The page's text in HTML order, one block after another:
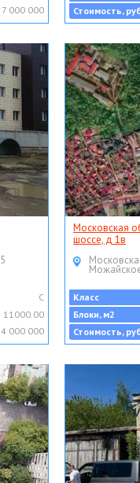
000 000
Стоимость,
C
11000.00
000 000
Московская
шоссе, д 1в
Класс
Блоки, м2
Стоимость,